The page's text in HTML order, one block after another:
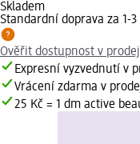
Skladem
Standardní doprava za 1-
Ověřit dostupnost v
Expresní vyzvednutí v
Vrácení zdarma v
25 Kč = 1 dm active